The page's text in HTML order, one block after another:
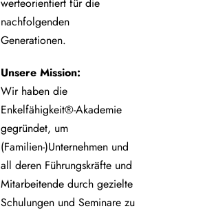
nachfolgenden
Generationen.
Unsere Mission:
Wir haben die
Enkelfähigkeit®-Akademie
gegründet, um
(Familien-)Unternehmen und
all deren Führungskräfte und
Mitarbeitende durch gezielte
Schulungen und Seminare zu